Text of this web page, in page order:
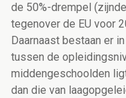
de 50%-drempel
tegenover de EU voor
Daarnaast bestaan er
tussen de
middengeschoolden
dan die van